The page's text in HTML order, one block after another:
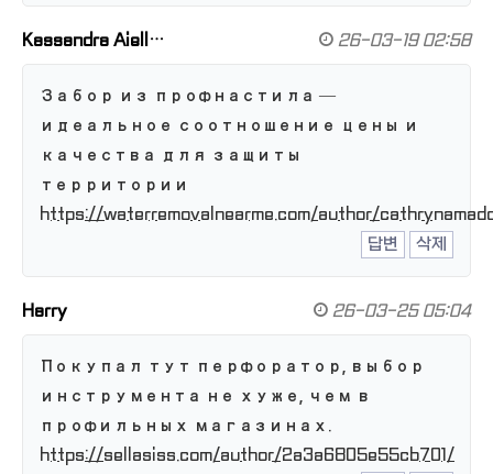
Kassandra Aiell… 26-03-19 02:58
Забор из профнастила —
идеальное соотношение цены и
качества для защиты
территории
https://waterremovalnearme.com/author/
답변
삭제
Harry 26-03-25 05:04
Покупал тут перфоратор, выбор
инструмента не хуже, чем в
профильных магазинах.
https://sellasiss.com/author/2a3a6805e55cb701/